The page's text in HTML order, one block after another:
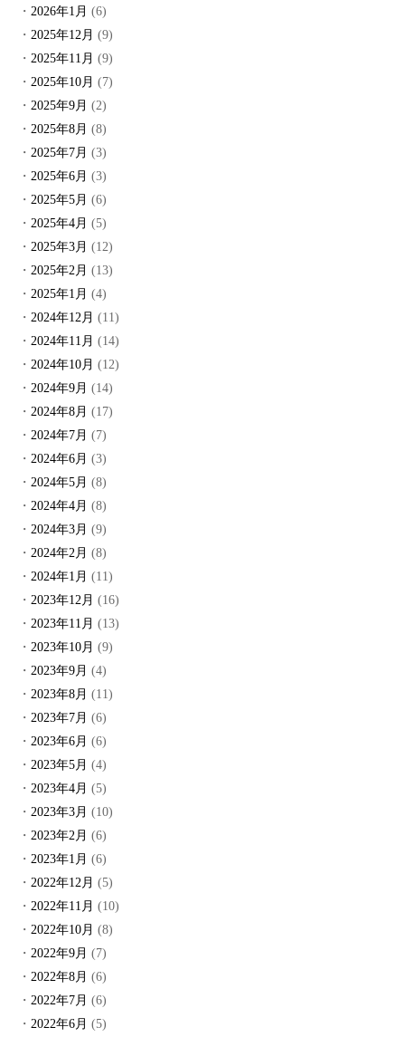
2026年1月 (6)
2025年12月 (9)
2025年11月 (9)
2025年10月 (7)
2025年9月 (2)
2025年8月 (8)
2025年7月 (3)
2025年6月 (3)
2025年5月 (6)
2025年4月 (5)
2025年3月 (12)
2025年2月 (13)
2025年1月 (4)
2024年12月 (11)
2024年11月 (14)
2024年10月 (12)
2024年9月 (14)
2024年8月 (17)
2024年7月 (7)
2024年6月 (3)
2024年5月 (8)
2024年4月 (8)
2024年3月 (9)
2024年2月 (8)
2024年1月 (11)
2023年12月 (16)
2023年11月 (13)
2023年10月 (9)
2023年9月 (4)
2023年8月 (11)
2023年7月 (6)
2023年6月 (6)
2023年5月 (4)
2023年4月 (5)
2023年3月 (10)
2023年2月 (6)
2023年1月 (6)
2022年12月 (5)
2022年11月 (10)
2022年10月 (8)
2022年9月 (7)
2022年8月 (6)
2022年7月 (6)
2022年6月 (5)